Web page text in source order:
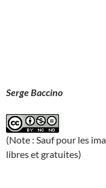
Serge Baccino
(Note : Sauf pour les
libres et gratuites)